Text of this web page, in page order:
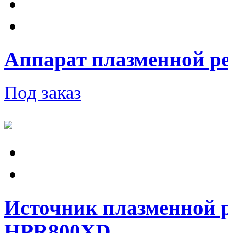
Аппарат плазменной
Под заказ
Источник плазменной